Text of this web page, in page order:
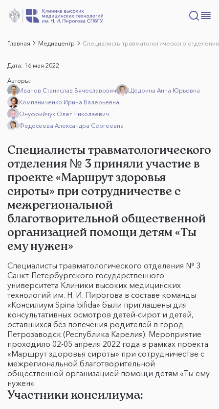
Главная Медиацентр Специалисты травматологического
Дата: 16 мая 2022
Авторы:
Иванов Станислав Вячеславович
Щедрина Анна Юрьевна
Компаниченко Ирина Валерьевна
Онуфрийчук Олег Николаевич
Федосеева Александра Сергеевна
Специалисты травматологического
отделения № 3 приняли участие в
проекте «Маршрут здоровья
сироты» при сотрудничестве с
межрегиональной
благотворительной общественной
организацией помощи детям «Ты
ему нужен»
Специалисты травматологического отделения № 3
Санкт-Петербургского государственного
университета Клиники высоких медицинских
технологий им. Н. И. Пирогова в составе команды
«Консилиум Spina bifida» были приглашены для
консультативных осмотров детей-сирот и детей,
оставшихся без попечения родителей в город
Петрозаводск (Республика Карелия). Мероприятие
проходило 02-05 апреля 2022 года в рамках проекта
«Маршрут здоровья сироты» при сотрудничестве с
межрегиональной благотворительной
общественной организацией помощи детям «Ты ему
нужен».
Участники консилиума: